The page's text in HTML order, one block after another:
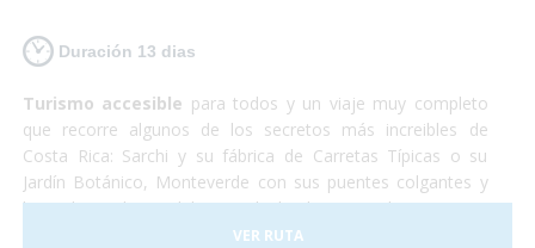
Duración 13 dias
Turismo accesible para todos y un viaje muy completo
que recorre algunos de los secretos más increibles de
Costa Rica: Sarchi y su fábrica de Carretas Típicas o su
Jardín Botánico, Monteverde con sus puentes colgantes y
lugar de residencia del Quetzal, el Volcan Arenal y sus aguas
termales, Sarapiqui con su naturaleza y el tour del
VER RUTA